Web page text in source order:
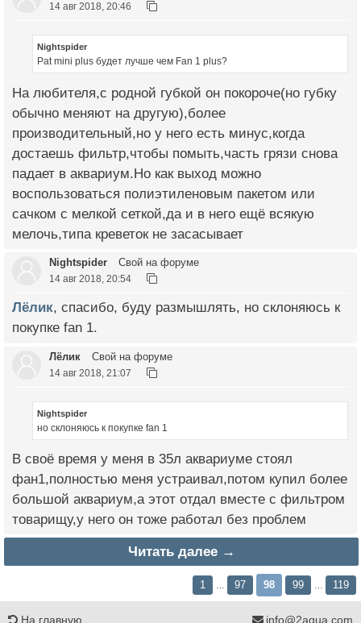
14 авг 2018, 20:46
Nightspider
Pat mini plus будет лучше чем Fan 1 plus?
На любителя,с родной губкой он покороче(но губку
обычно меняют на другую),более
производительный,но у него есть минус,когда
достаешь фильтр,чтобы помыть,часть грязи снова
падает в аквариум.Но как выход можно
воспользоваться полиэтиленовым пакетом или
сачком с мелкой сеткой,да и в него ещё всякую
мелочь,типа креветок не засасывает
Nightspider Свой на форуме
14 авг 2018, 20:54
Лёлик, спасибо, буду размышлять, но склоняюсь к
покупке fan 1.
Лёлик Свой на форуме
14 авг 2018, 21:07
Nightspider
но склоняюсь к покупке fan 1
В своё время у меня в 35л аквариуме стоял
фан1,полностью меня устраивал,потом купил более
большой аквариум,а этот отдал вместе с фильтром
товарищу,у него он тоже работал без проблем
Читать далее →
1 97 98 99 119
На главную info@2aqua.com